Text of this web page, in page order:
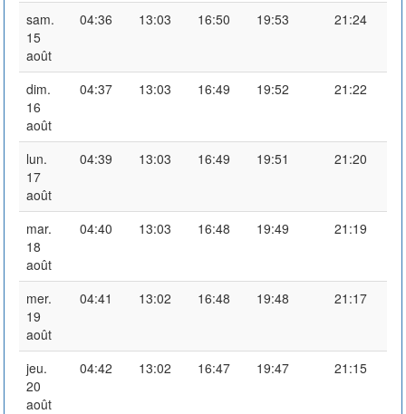
sam.
15
août
04:36 13:03 16:50 19:53 21:24
dim.
16
août
04:37 13:03 16:49 19:52 21:22
lun.
17
août
04:39 13:03 16:49 19:51 21:20
mar.
18
août
04:40 13:03 16:48 19:49 21:19
mer.
19
août
04:41 13:02 16:48 19:48 21:17
jeu.
20
août
04:42 13:02 16:47 19:47 21:15